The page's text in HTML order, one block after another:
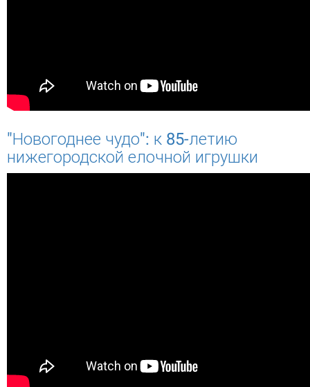
"Новогоднее чудо": к 85-летию
нижегородской елочной игрушки